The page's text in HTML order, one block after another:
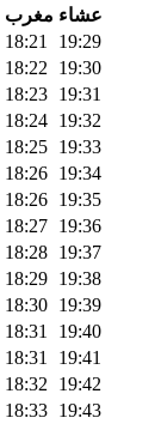
مغرب عشاء
18:21
19:29
18:22
19:30
18:23 19:31
18:24 19:32
18:25 19:33
18:26 19:34
18:26 19:35
18:27 19:36
18:28 19:37
18:29 19:38
18:30 19:39
18:31
19:40
18:31
19:41
18:32
19:42
18:33 19:43